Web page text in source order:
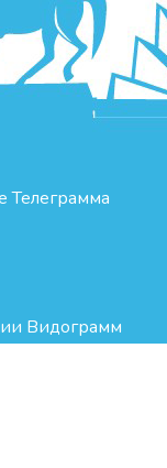
Телеграмма
Видограмм